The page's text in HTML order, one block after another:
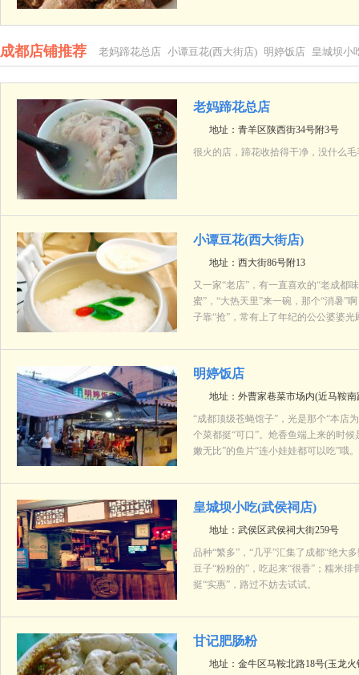
成都店铺推荐 老妈蹄花总店 小谭豆花(西大街店) 明婷饭店 皇城坝小
老妈蹄花总店
地址：青羊区陕西街34号附3号
很火的店，蹄花收拾得干净，没什么
小谭豆花(西大街店)
地址：西大街86号附13
又一家“老店”，有一直喜欢的“老成都
蜜”，“大热天里”来一碗，那个“消暑”
子靠“抢”，常有上了年纪的公公婆婆光
明婷饭店
地址：外曹家巷菜市场内(近马鞍南
“成都顶级苍蝇馆子”，光是那个“本店
个菜都挺“可口”。炝香鱼端上来的时
嫩无比”的鱼片“连小娃娃都可以吃”哦
皇城坝小吃(武侯祠店)
地址：武侯区武侯祠大街259号
品种“繁多”，“几乎”汇集了成都“绝大
豆子“粉粉的”，吃起来“很香”；糯米排
挺“实惠”，路过不妨去试试。
甘记肥肠粉
地址：金牛区马鞍北路18号(玉龙